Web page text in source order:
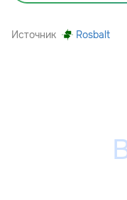
Источник Rosbalt